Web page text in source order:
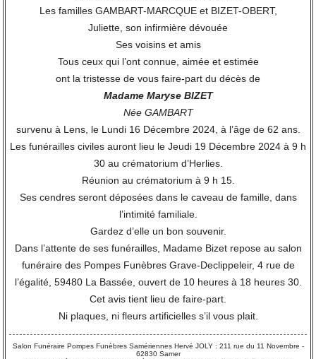
Les familles GAMBART-MARCQUE et BIZET-OBERT,
Juliette, son infirmière dévouée
Ses voisins et amis
Tous ceux qui l’ont connue, aimée et estimée
ont la tristesse de vous faire-part du décès de
Madame Maryse BIZET
Née GAMBART
survenu à Lens, le Lundi 16 Décembre 2024, à l’âge de 62 ans.
Les funérailles civiles auront lieu le Jeudi 19 Décembre 2024 à 9 h
30 au crématorium d’Herlies.
Réunion au crématorium à 9 h 15.
Ses cendres seront déposées dans le caveau de famille, dans
l’intimité familiale.
Gardez d’elle un bon souvenir.
Dans l’attente de ses funérailles, Madame Bizet repose au salon
funéraire des Pompes Funèbres Grave-Declippeleir, 4 rue de
l’égalité, 59480 La Bassée, ouvert de 10 heures à 18 heures 30.
Cet avis tient lieu de faire-part.
Ni plaques, ni fleurs artificielles s’il vous plait.
Salon Funéraire Pompes Funèbres Samériennes Hervé JOLY : 211 rue du 11 Novembre -
62830 Samer